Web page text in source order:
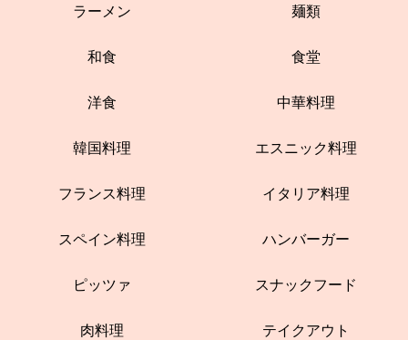
ラーメン 麺類
和食 食堂
洋食 中華料理
韓国料理 エスニック料理
フランス料理 イタリア料理
スペイン料理 ハンバーガー
ピッツァ スナックフード
肉料理 テイクアウト